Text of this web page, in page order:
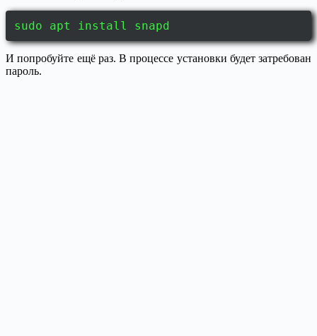
sudo apt install snapd
И попробуйте ещё раз. В процессе установки будет затребован
пароль.